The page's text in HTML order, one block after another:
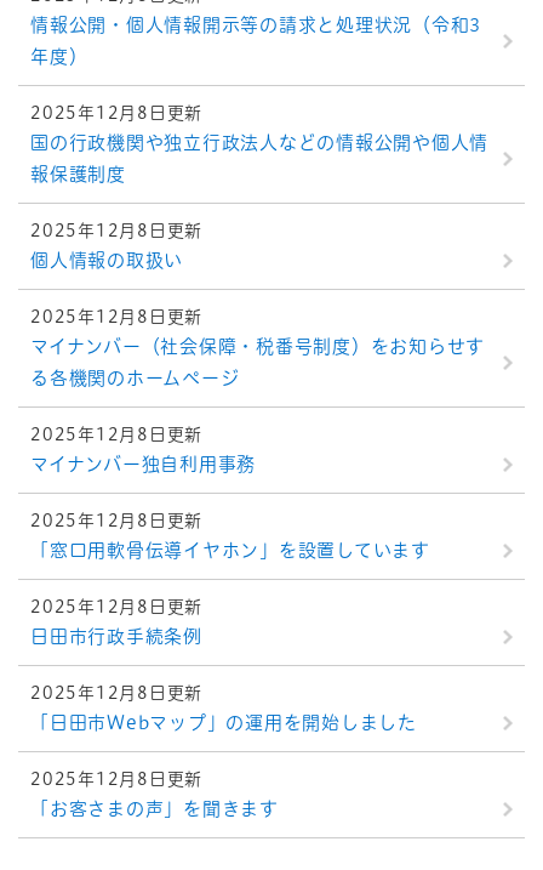
情報公開・個人情報開示等の請求と処理状況（令和3
年度）
2025年12月8日更新
国の行政機関や独立行政法人などの情報公開や個人情
報保護制度
2025年12月8日更新
個人情報の取扱い
2025年12月8日更新
マイナンバー（社会保障・税番号制度）をお知らせす
る各機関のホームページ
2025年12月8日更新
マイナンバー独自利用事務
2025年12月8日更新
「窓口用軟骨伝導イヤホン」を設置しています
2025年12月8日更新
日田市行政手続条例
2025年12月8日更新
「日田市Webマップ」の運用を開始しました
2025年12月8日更新
「お客さまの声」を聞きます